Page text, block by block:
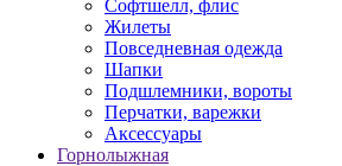
Софтшелл, флис
Жилеты
Повседневная одежда
Шапки
Подшлемники, вороты
Перчатки, варежки
Аксессуары
Горнолыжная